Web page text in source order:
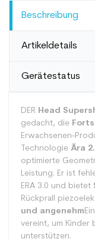
Beschreibung
Artikeldetails
Gerätestatus
DER Head
gedacht, die
Erwachsenen-
Technologie Ära
optimierte
Leistung. Er ist
ERA 3.0 und bietet
Rückprall
und angenehm
vereint, um Kinder
unterstützen.